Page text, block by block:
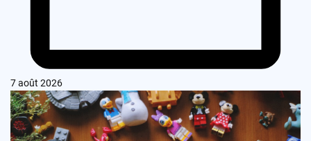
7 août 2026